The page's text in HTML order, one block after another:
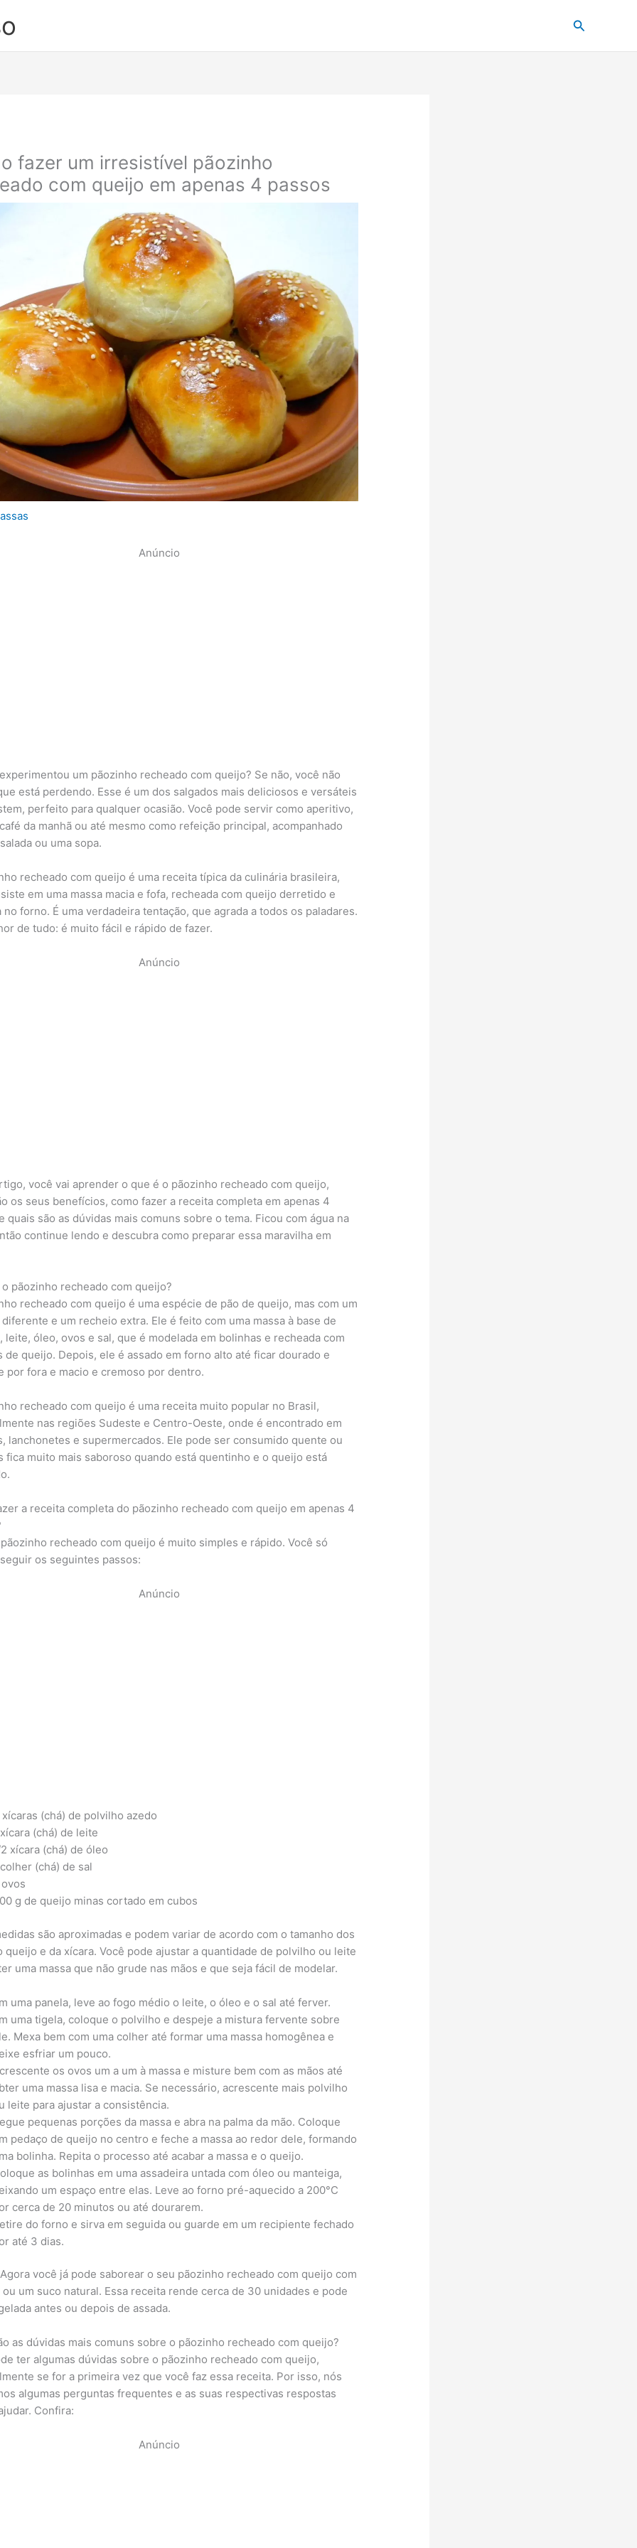
Pesquisar
fazer um irresistível pãozinho
com queijo em apenas 4 passos
Anúncio
um pãozinho recheado com queijo? Se não, você não
está perdendo. Esse é um dos salgados mais deliciosos e versáteis
perfeito para qualquer ocasião. Você pode servir como aperitivo,
da manhã ou até mesmo como refeição principal, acompanhado
ou uma sopa.
recheado com queijo é uma receita típica da culinária brasileira,
em uma massa macia e fofa, recheada com queijo derretido e
no forno. É uma verdadeira tentação, que agrada a todos os paladares.
de tudo: é muito fácil e rápido de fazer.
Anúncio
você vai aprender o que é o pãozinho recheado com queijo,
os seus benefícios, como fazer a receita completa em apenas 4
quais são as dúvidas mais comuns sobre o tema. Ficou com água na
continue lendo e descubra como preparar essa maravilha em
o pãozinho recheado com queijo?
recheado com queijo é uma espécie de pão de queijo, mas com um
e um recheio extra. Ele é feito com uma massa à base de
leite, óleo, ovos e sal, que é modelada em bolinhas e recheada com
de queijo. Depois, ele é assado em forno alto até ficar dourado e
por fora e macio e cremoso por dentro.
recheado com queijo é uma receita muito popular no Brasil,
nas regiões Sudeste e Centro-Oeste, onde é encontrado em
lanchonetes e supermercados. Ele pode ser consumido quente ou
fica muito mais saboroso quando está quentinho e o queijo está
a receita completa do pãozinho recheado com queijo em apenas 4
recheado com queijo é muito simples e rápido. Você só
os seguintes passos:
Anúncio
(chá) de polvilho azedo
(chá) de leite
xícara (chá) de óleo
(chá) de sal
g de queijo minas cortado em cubos
são aproximadas e podem variar de acordo com o tamanho dos
queijo e da xícara. Você pode ajustar a quantidade de polvilho ou leite
uma massa que não grude nas mãos e que seja fácil de modelar.
uma panela, leve ao fogo médio o leite, o óleo e o sal até ferver.
uma tigela, coloque o polvilho e despeje a mistura fervente sobre
Mexa bem com uma colher até formar uma massa homogênea e
esfriar um pouco.
os ovos um a um à massa e misture bem com as mãos até
uma massa lisa e macia. Se necessário, acrescente mais polvilho
leite para ajustar a consistência.
pequenas porções da massa e abra na palma da mão. Coloque
pedaço de queijo no centro e feche a massa ao redor dele, formando
bolinha. Repita o processo até acabar a massa e o queijo.
as bolinhas em uma assadeira untada com óleo ou manteiga,
um espaço entre elas. Leve ao forno pré-aquecido a 200°C
cerca de 20 minutos ou até dourarem.
do forno e sirva em seguida ou guarde em um recipiente fechado
até 3 dias.
você já pode saborear o seu pãozinho recheado com queijo com
ou um suco natural. Essa receita rende cerca de 30 unidades e pode
antes ou depois de assada.
as dúvidas mais comuns sobre o pãozinho recheado com queijo?
ter algumas dúvidas sobre o pãozinho recheado com queijo,
se for a primeira vez que você faz essa receita. Por isso, nós
algumas perguntas frequentes e as suas respectivas respostas
Confira:
Anúncio